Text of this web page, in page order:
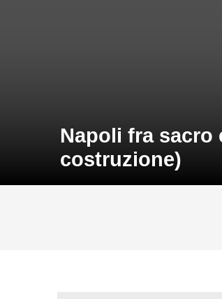
Napoli fra
costruzione)